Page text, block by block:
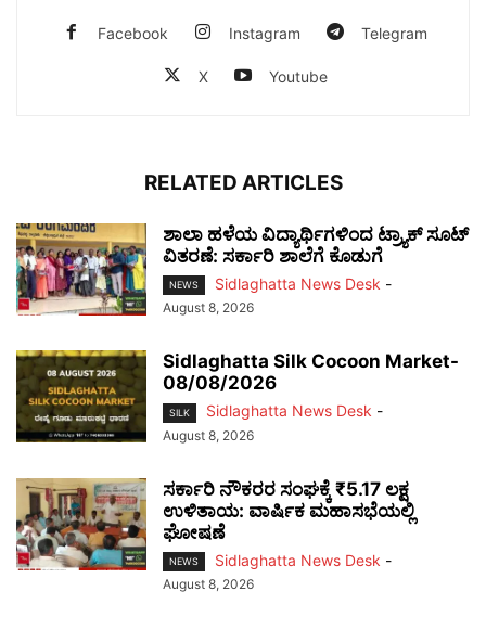
Facebook Instagram Telegram
X Youtube
RELATED ARTICLES
ಶಾಲಾ ಹಳೆಯ ವಿದ್ಯಾರ್ಥಿಗಳಿಂದ ಟ್ರ್ಯಾಕ್‌ ಸೂಟ್
ವಿತರಣೆ: ಸರ್ಕಾರಿ ಶಾಲೆಗೆ ಕೊಡುಗೆ
NEWS Sidlaghatta News Desk -
August 8, 2026
Sidlaghatta Silk Cocoon Market-
08/08/2026
SILK Sidlaghatta News Desk -
August 8, 2026
ಸರ್ಕಾರಿ ನೌಕರರ ಸಂಘಕ್ಕೆ ₹5.17 ಲಕ್ಷ
ಉಳಿತಾಯ: ವಾರ್ಷಿಕ ಮಹಾಸಭೆಯಲ್ಲಿ
ಘೋಷಣೆ
NEWS Sidlaghatta News Desk -
August 8, 2026